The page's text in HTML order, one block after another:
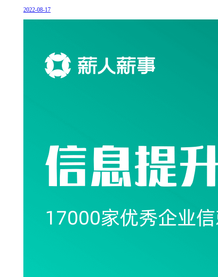
2022-08-17